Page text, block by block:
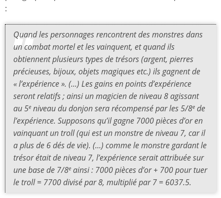
:
Quand les personnages rencontrent des monstres dans
un combat mortel et les vainquent, et quand ils
obtiennent plusieurs types de trésors (argent, pierres
précieuses, bijoux, objets magiques etc.) ils gagnent de
« l’expérience ». (...) Les gains en points d’expérience
seront relatifs ; ainsi un magicien de niveau 8 agissant
au 5e niveau du donjon sera récompensé par les 5/8e de
l’expérience. Supposons qu’il gagne 7000 pièces d’or en
vainquant un troll (qui est un monstre de niveau 7, car il
a plus de 6 dés de vie). (...) comme le monstre gardant le
trésor était de niveau 7, l’expérience serait attribuée sur
une base de 7/8e ainsi : 7000 pièces d’or + 700 pour tuer
le troll = 7700 divisé par 8, multiplié par 7 = 6037.5.